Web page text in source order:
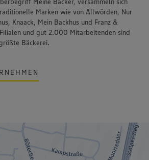
Marken wie von Allwörden, Nur
Knaack, Mein Backhus und Franz &
und gut 2.000 Mitarbeitenden sind
Bäckerei.